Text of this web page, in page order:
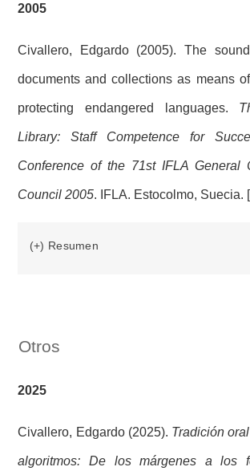
2005
Civallero, Edgardo (2005). The
documents and collections as means
protecting endangered languages.
Library: Staff Competence for
Conference of the 71st IFLA General
Council 2005. IFLA. Estocolmo, Suecia. [
(+) Resumen
Otros
2025
Civallero, Edgardo (2025). Tradición
algoritmos: De los márgenes a los